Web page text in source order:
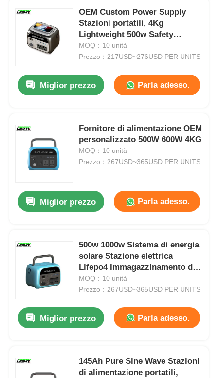
OEM Custom Power Supply
Stazioni portatili, 4Kg
Lightweight 500w Safety
LiFePO4 Battery Power Bank
Station
MOQ：10 unità
Prezzo：217USD~276USD PER UNITS
Miglior prezzo Parla adesso.
Fornitore di alimentazione OEM
personalizzato 500W 600W 4KG
MOQ：10 unità
Prezzo：267USD~365USD PER UNITS
Miglior prezzo Parla adesso.
500w 1000w Sistema di energia
solare Stazione elettrica
Lifepo4 Immagazzinamento di
energia Stazione elettrica
portatile per esterni
MOQ：10 unità
Prezzo：267USD~365USD PER UNITS
Miglior prezzo Parla adesso.
145Ah Pure Sine Wave Stazioni
di alimentazione portatili,